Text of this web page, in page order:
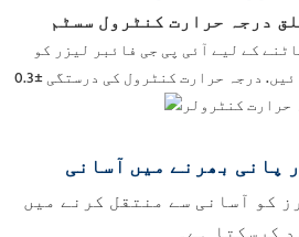
درجہ حرارت کنٹرول سسٹم
کے لیے آئی پی جی فائبر لیزر کو
پانی بھرنے میں آسانی
کو آسانی سے منتقل کرنے میں
کرسکتا ہے۔